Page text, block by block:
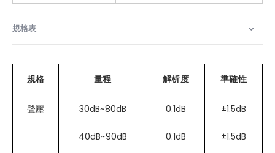
規格表
規格 量程 解析度 準確性
聲壓 30dB~80dB
40dB~90dB
0.1dB
0.1dB
±1.5dB
±1.5dB